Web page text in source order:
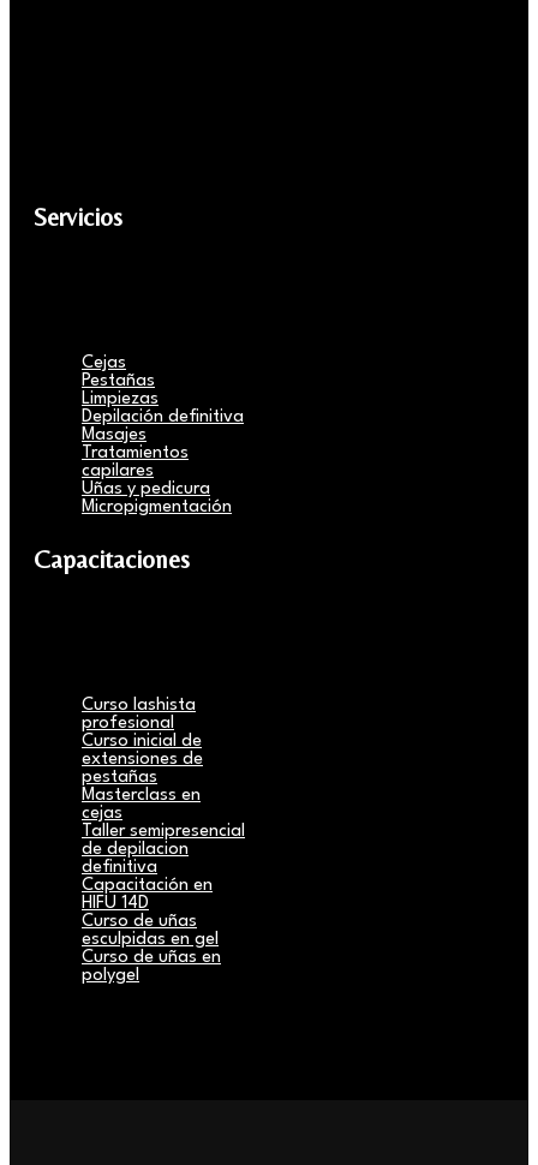
Servicios
Cejas
Pestañas
Limpiezas
Depilación definitiva
Masajes
Tratamientos
capilares
Uñas y pedicura
Micropigmentación
Capacitaciones
Curso lashista
profesional
Curso inicial de
extensiones de
pestañas
Masterclass en
cejas
Taller semipresencial
de depilacion
definitiva
Capacitación en
HIFU 14D
Curso de uñas
esculpidas en gel
Curso de uñas en
polygel